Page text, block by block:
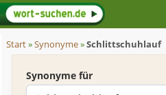
Start»Synonyme»Schlittschuhlauf
Synonyme für